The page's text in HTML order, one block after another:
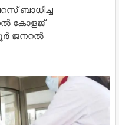
ബാധിച്ച
കോളജ്
ജനറല്‍